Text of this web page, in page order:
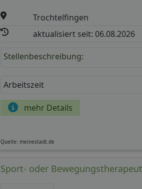
Trochtelfingen
aktualisiert seit: 06.08.2026
Stellenbeschreibung:
Arbeitszeit
mehr Details
Quelle: meinestadt.de
Sport- oder